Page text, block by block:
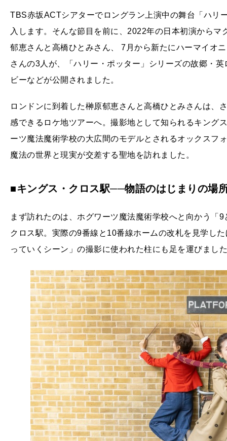
TBS赤坂ACTシアターでロングラン上演中の舞台「ハリ
入します。そんな節目を前に、2022年の日本初演から
郁恵さんと高橋ひとみさん、 7月から新たにハーマイオ
さんの3人が、「ハリー・ポッター」シリーズの故郷・
ビーなどが公開されました。
ロンドンに到着した榊原郁恵さんと高橋ひとみさんは、
感できるロケ地ツアーへ。撮影地として知られるキング
ーツ魔法魔術学校の大広間のモデルとされるオックスフ
魔法の世界と現実が交差する聖地を訪れました。
■キングス・クロス駅──物語のはじまりの場
まず訪れたのは、ホグワーツ魔法魔術学校へと向かう「
クロス駅。実際の9番線と10番線ホームの改札を見学し
っていくシーン」の撮影に使われた柱にも足を運びまし